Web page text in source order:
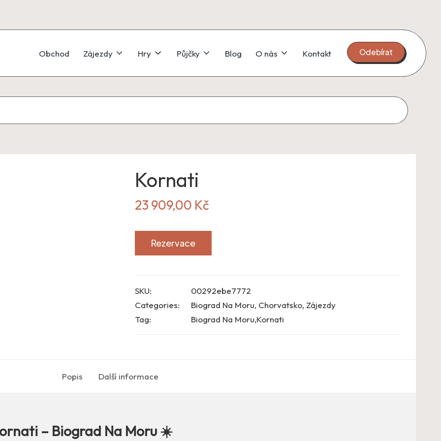
Obchod Zájezdy Hry Půjčky Blog O nás Kontakt Odebírat
Kornati
23 909,00 Kč
Rezervace
SKU:
00292ebe7772
Categories:
Biograd Na Moru, Chorvatsko, Zájezdy
Tag:
Biograd Na Moru,Kornati
Popis Další informace
– Biograd Na Moru ☀️